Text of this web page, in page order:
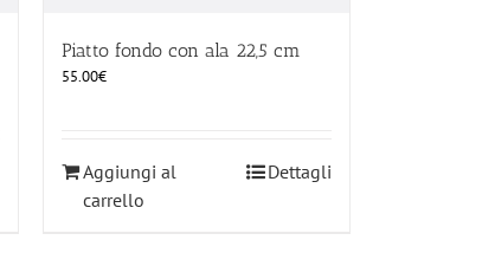
Piatto fondo con ala 22,5 cm
55.00€
Aggiungi al
carrello
Dettagli